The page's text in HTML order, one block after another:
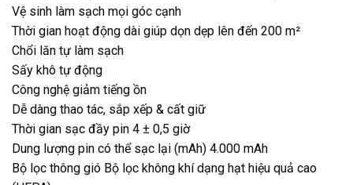
Vệ sinh làm sạch mọi góc cạnh
Thời gian hoạt động dài giúp dọn dẹp lên đến 200 m²
Chổi lăn tự làm sạch
Sấy khô tự động
Công nghệ giảm tiếng ồn
Dễ dàng thao tác, sắp xếp & cất giữ
Thời gian sạc đầy pin 4 ± 0,5 giờ
Dung lượng pin có thể sạc lại (mAh) 4.000 mAh
Bộ lọc thông gió Bộ lọc không khí dạng hạt hiệu quả cao